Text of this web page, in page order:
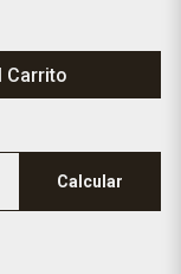
Carrito
Calcular